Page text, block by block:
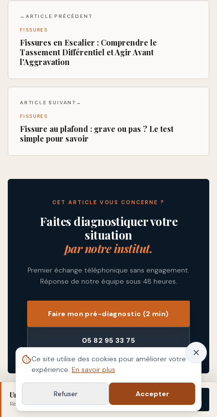
← ARTICLE PRÉCÉDENT
FISSURES
Fissures en Escalier : Comprendre le
Tassement Différentiel et Agir Avant
l'Aggravation
ARTICLE SUIVANT →
FISSURES
Fissure au plafond : grave ou pas ? Le test
simple pour savoir
CET ARTICLE VOUS CONCERNE ?
Faites diagnostiquer votre
situation
par notre institut.
Premier échange téléphonique sans engagement.
Réponse de notre équipe sous 48 heures.
Faire mon pré-diagnostic (2 min)
05 82 95 33 75
SOMMAIRE
Une fissure vous inquiète ?
Réponse sous 48 h· sans engagement
Démarrer
Ce site utilise des cookies pour améliorer votre
expérience. En savoir plus
Refuser Accepter